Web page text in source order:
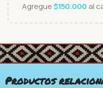
Agregue$150.000 al
Productos